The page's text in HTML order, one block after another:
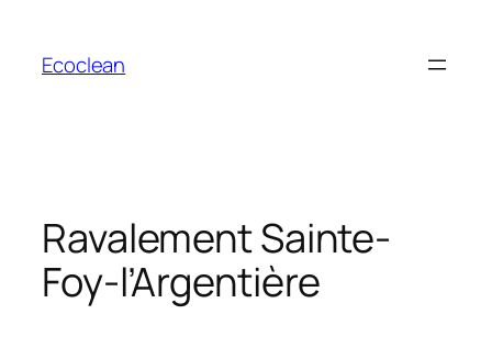
contenu
Ecoclean
Ravalement Sainte-
Foy-l’Argentière